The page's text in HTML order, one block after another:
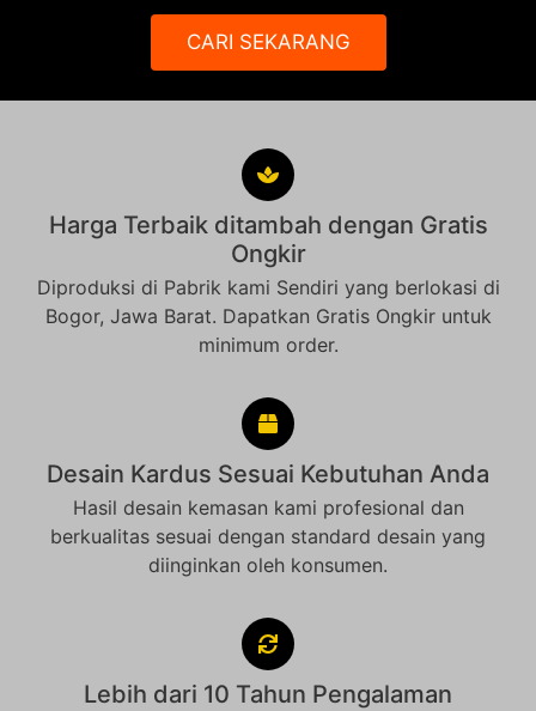
CARI SEKARANG
Harga Terbaik ditambah dengan Gratis
Ongkir
Diproduksi di Pabrik kami Sendiri yang berlokasi di
Bogor, Jawa Barat. Dapatkan Gratis Ongkir untuk
minimum order.
Desain Kardus Sesuai Kebutuhan Anda
Hasil desain kemasan kami profesional dan
berkualitas sesuai dengan standard desain yang
diinginkan oleh konsumen.
Lebih dari 10 Tahun Pengalaman